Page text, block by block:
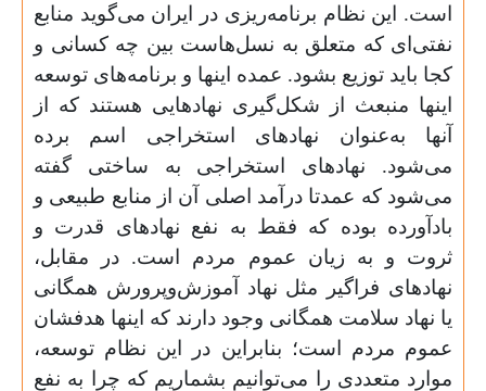
است. این‌ نظام برنامه‌ریزی در ایران می‌گوید منابع
نفتی‌ای که متعلق به نسل‌هاست بین چه کسانی و
کجا باید توزیع بشود. عمده‌ اینها و برنامه‌های توسعه
اینها منبعث از شکل‌گیری نهادهایی هستند که از
آنها به‌عنوان نهادهای استخراجی اسم برده
می‌شود. نهادهای استخراجی به ساختی گفته
می‌شود که عمدتا درآمد اصلی آن از منابع طبیعی و
بادآورده بوده که فقط به نفع نهادهای قدرت و
ثروت و به زیان عموم مردم است. در مقابل،
نهادهای فراگیر مثل نهاد آموزش‌وپرورش همگانی
یا نهاد سلامت همگانی وجود دارند که اینها هدفشان
عموم مردم است؛ بنابراین در این نظام توسعه،
موارد متعددی را می‌توانیم بشماریم که چرا به نفع